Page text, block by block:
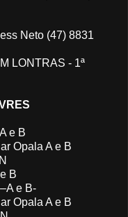
Neto (47) 8831
LONTRAS - 1ª
e B
Opala A e B
B
e B-
Opala A e B